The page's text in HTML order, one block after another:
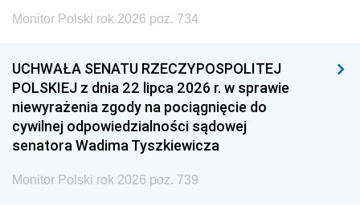
Monitor Polski rok 2026 poz. 734
UCHWAŁA SENATU RZECZYPOSPOLITEJ
POLSKIEJ z dnia 22 lipca 2026 r. w sprawie
niewyrażenia zgody na pociągnięcie do
cywilnej odpowiedzialności sądowej
senatora Wadima Tyszkiewicza
Monitor Polski rok 2026 poz. 739